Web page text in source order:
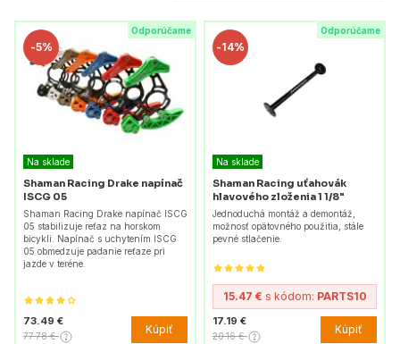
Odporúčame
-5%
Na sklade
Shaman Racing Drake napínač
ISCG 05
Shaman Racing Drake napínač ISCG
05 stabilizuje reťaz na horskom
bicykli. Napínač s uchytením ISCG
05 obmedzuje padanie reťaze pri
jazde v teréne.
73.49 €
77.78 € Kúpiť
Odporúčame
-14%
Na sklade
Shaman Racing uťahovák
hlavového zloženia 1 1/8"
Jednoduchá montáž a demontáž,
možnosť opätovného použitia, stále
pevné stlačenie.
15.47 € s kódom: PARTS10
17.19 €
20.16 € Kúpiť